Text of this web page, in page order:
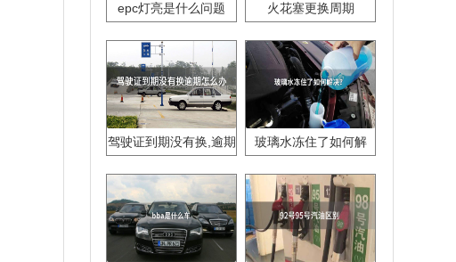
epc灯亮是什么问题 火花塞更换周期
驾驶证到期没有换,逾期
玻璃水冻住了如何解